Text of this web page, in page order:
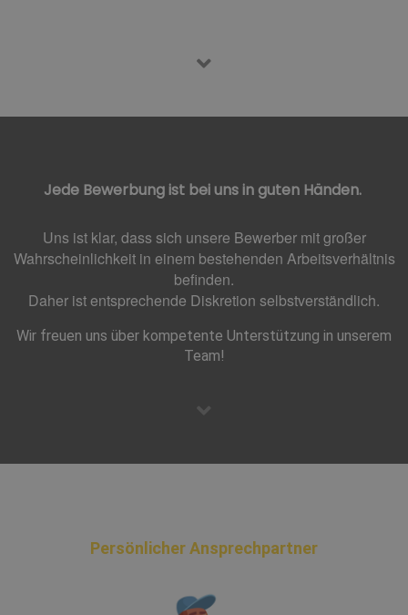
Jede Bewerbung ist bei uns in guten Händen.
Uns ist klar, dass sich unsere Bewerber mit großer
Wahrscheinlichkeit in einem bestehenden Arbeitsverhältnis
befinden.
Daher ist entsprechende Diskretion selbstverständlich.
Wir freuen uns über kompetente Unterstützung in unserem
Team!
Persönlicher Ansprechpartner